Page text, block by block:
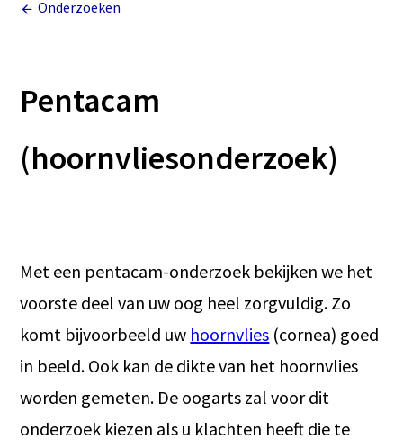
Onderzoeken
Pentacam
(hoornvliesonderzoek)
Met een pentacam-onderzoek bekijken we het
voorste deel van uw oog heel zorgvuldig. Zo
komt bijvoorbeeld uw hoornvlies (cornea) goed
in beeld. Ook kan de dikte van het hoornvlies
worden gemeten. De oogarts zal voor dit
onderzoek kiezen als u klachten heeft die te